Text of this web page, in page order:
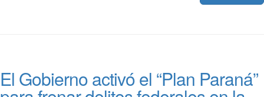
El Gobierno activó el “Plan Paraná”